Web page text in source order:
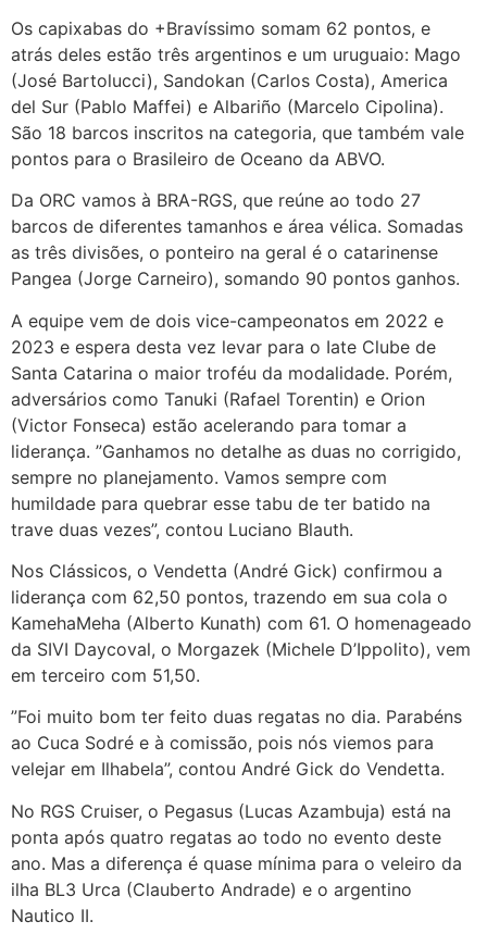
Os capixabas do +Bravíssimo somam 62 pontos, e
atrás deles estão três argentinos e um uruguaio: Mago
(José Bartolucci), Sandokan (Carlos Costa), America
del Sur (Pablo Maffei) e Albariño (Marcelo Cipolina).
São 18 barcos inscritos na categoria, que também vale
pontos para o Brasileiro de Oceano da ABVO.
Da ORC vamos à BRA-RGS, que reúne ao todo 27
barcos de diferentes tamanhos e área vélica. Somadas
as três divisões, o ponteiro na geral é o catarinense
Pangea (Jorge Carneiro), somando 90 pontos ganhos.
A equipe vem de dois vice-campeonatos em 2022 e
2023 e espera desta vez levar para o Iate Clube de
Santa Catarina o maior troféu da modalidade. Porém,
adversários como Tanuki (Rafael Torentin) e Orion
(Victor Fonseca) estão acelerando para tomar a
liderança. ”Ganhamos no detalhe as duas no corrigido,
sempre no planejamento. Vamos sempre com
humildade para quebrar esse tabu de ter batido na
trave duas vezes”, contou Luciano Blauth.
Nos Clássicos, o Vendetta (André Gick) confirmou a
liderança com 62,50 pontos, trazendo em sua cola o
KamehaMeha (Alberto Kunath) com 61. O homenageado
da SIVI Daycoval, o Morgazek (Michele D’Ippolito), vem
em terceiro com 51,50.
”Foi muito bom ter feito duas regatas no dia. Parabéns
ao Cuca Sodré e à comissão, pois nós viemos para
velejar em Ilhabela”, contou André Gick do Vendetta.
No RGS Cruiser, o Pegasus (Lucas Azambuja) está na
ponta após quatro regatas ao todo no evento deste
ano. Mas a diferença é quase mínima para o veleiro da
ilha BL3 Urca (Clauberto Andrade) e o argentino
Nautico II.